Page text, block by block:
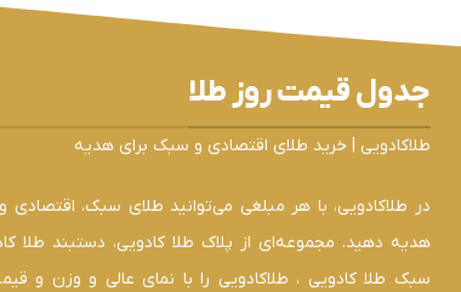
جدول قیمت روز طلا
طلاکادویی | خرید طلای اقتصادی و سبک برای هدیه
در طلاکادویی، با هر مبلغی می‌توانید طلای سبک، اقتصادی
هدیه دهید. مجموعه‌ای از پلاک طلا کادویی، دستبند طلا
سبک طلا کادویی ، طلاکادویی را با نمای عالی و وزن و